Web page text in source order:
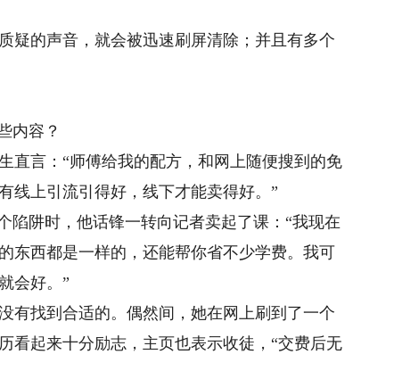
的声音，就会被迅速刷屏清除；并且有多个
内容？
言：“师傅给我的配方，和网上随便搜到的免
线上引流引得好，线下才能卖得好。”
阱时，他话锋一转向记者卖起了课：“我现在
东西都是一样的，还能帮你省不少学费。我可
会好。”
找到合适的。偶然间，她在网上刷到了一个
看起来十分励志，主页也表示收徒，“交费后无